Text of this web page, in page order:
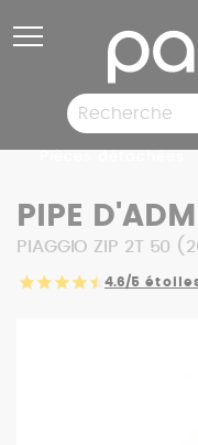
PIPE
PIAGGIO ZIP 2T 50
4.6/5